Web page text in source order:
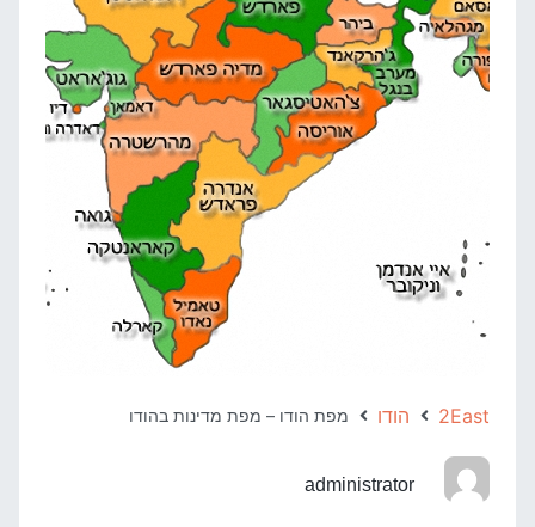
2East הודו מפת הודו – מפת מדינות בהודו
administrator